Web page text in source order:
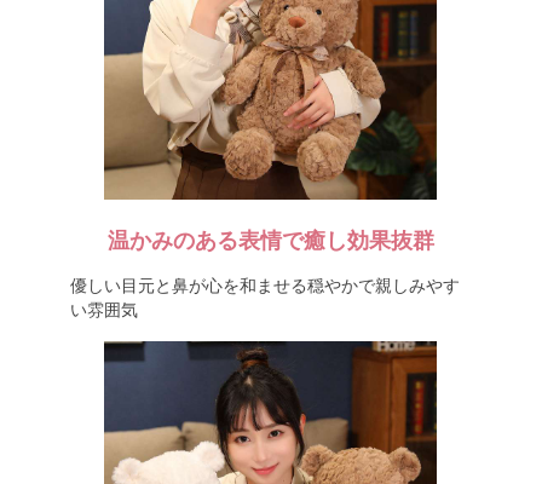
温かみのある表情で癒し効果抜群
優しい目元と鼻が心を和ませる穏やかで親しみやす
い雰囲気